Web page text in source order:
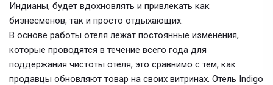
Индианы, будет вдохновлять и привлекать как
бизнесменов, так и просто отдыхающих.
В основе работы отеля лежат постоянные изменения,
которые проводятся в течение всего года для
поддержания чистоты отеля, это сравнимо с тем, как
продавцы обновляют товар на своих витринах. Отель Indigo